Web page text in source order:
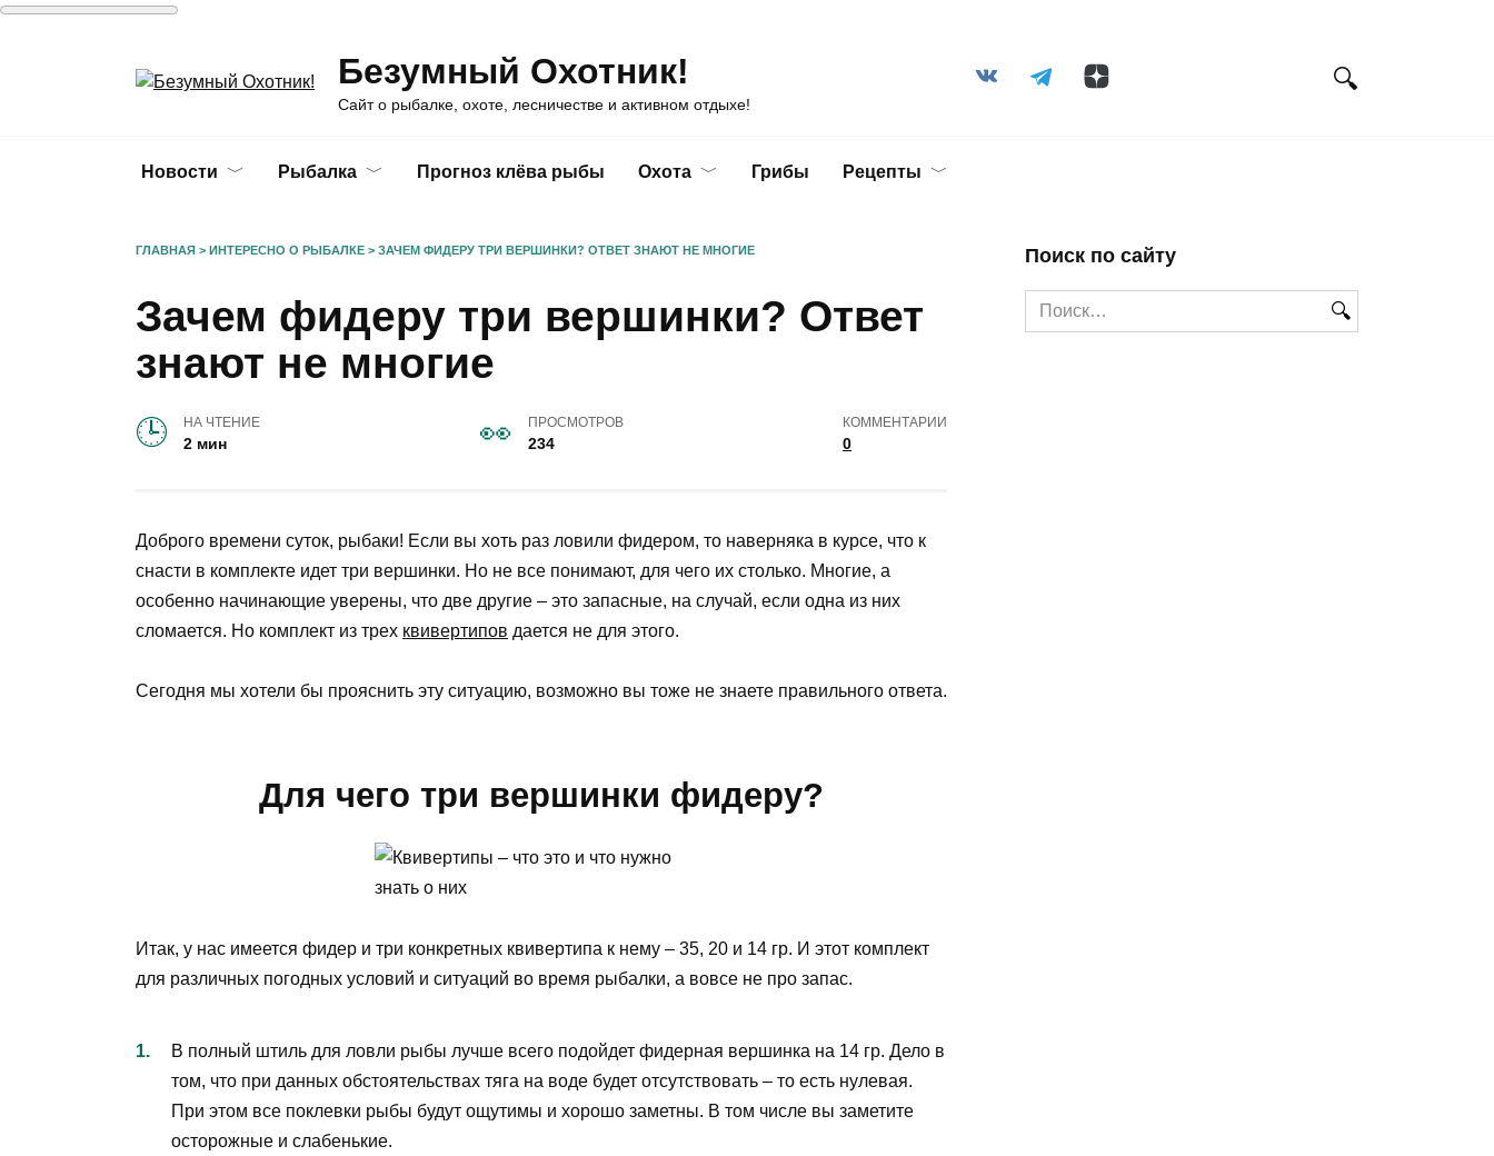
Безумный Охотник!
Сайт о рыбалке, охоте, лесничестве и активном отдыхе!
Новости Рыбалка Прогноз клёва рыбы Охота Грибы Рецепты
ГЛАВНАЯ > ИНТЕРЕСНО О РЫБАЛКЕ > ЗАЧЕМ ФИДЕРУ ТРИ ВЕРШИНКИ? ОТВЕТ ЗНАЮТ НЕ МНОГИЕ
Зачем фидеру три вершинки? Ответ
знают не многие
НА ЧТЕНИЕ
2 мин
ПРОСМОТРОВ
234
КОММЕНТАРИИ
0
Доброго времени суток, рыбаки! Если вы хоть раз ловили фидером, то наверняка в курсе, что к
снасти в комплекте идет три вершинки. Но не все понимают, для чего их столько. Многие, а
особенно начинающие уверены, что две другие – это запасные, на случай, если одна из них
сломается. Но комплект из трех квивертипов дается не для этого.
Сегодня мы хотели бы прояснить эту ситуацию, возможно вы тоже не знаете правильного ответа.
Для чего три вершинки фидеру?
Итак, у нас имеется фидер и три конкретных квивертипа к нему – 35, 20 и 14 гр. И этот комплект
для различных погодных условий и ситуаций во время рыбалки, а вовсе не про запас.
В полный штиль для ловли рыбы лучше всего подойдет фидерная вершинка на 14 гр. Дело в
том, что при данных обстоятельствах тяга на воде будет отсутствовать – то есть нулевая.
При этом все поклевки рыбы будут ощутимы и хорошо заметны. В том числе вы заметите
осторожные и слабенькие.
Поиск по сайту
Search
for: